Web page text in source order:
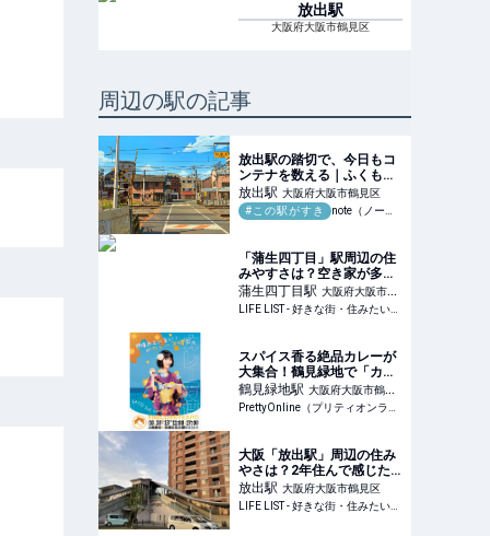
放出駅
大阪府大阪市鶴見区
周辺の駅の記事
放出駅の踏切で、今日もコ
ンテナを数える｜ふくもと
まさはる
放出駅 大阪府大阪市鶴見区
#この駅がすき
note（ノート）
「蒲生四丁目」駅周辺の住
みやすさは？空き家が多か
った下町に芽生える新しい
暮らしの形 - LIFE LIST - 好
きな街・住みたい街・私の
蒲生四丁目駅 大阪府大阪市城
東区
LIFE LIST - 好きな街・住みたい街・私の街
スパイス香る絶品カレーが
大集合！鶴見緑地で「カレ
ー万博」開催 |
PrettyOnline
鶴見緑地駅 大阪府大阪市鶴見
区
PrettyOnline（プリティオンライン）
大阪「放出駅」周辺の住み
やさは？2年住んで感じた
魅力を紹介 - LIFE LIST - 好
きな街・住みたい街・私の
放出駅 大阪府大阪市鶴見区
LIFE LIST - 好きな街・住みたい街・私の街